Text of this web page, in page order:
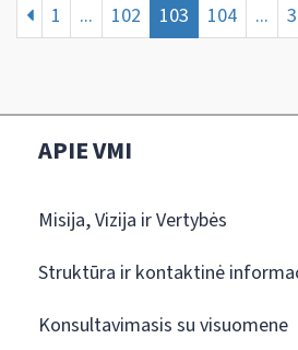
1 ... 102 103 104 ...
APIE VMI
Misija, Vizija ir Vertybės
Struktūra ir kontaktinė
Konsultavimasis su visuomene